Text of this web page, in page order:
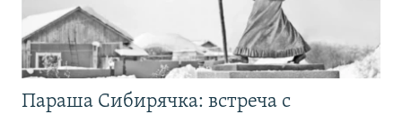
Параша Сибирячка: встреча с